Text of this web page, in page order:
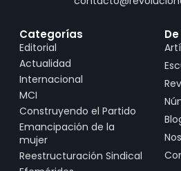
Categorías
Editorial
Actualidad
Internacional
MCI
Construyendo el Partido
Emancipación de la
mujer
Reestructuración Sindical